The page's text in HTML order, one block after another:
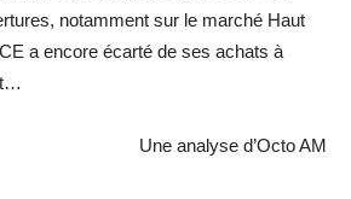
notamment sur le marché Haut
a encore écarté de ses achats à
Une analyse d’Octo AM